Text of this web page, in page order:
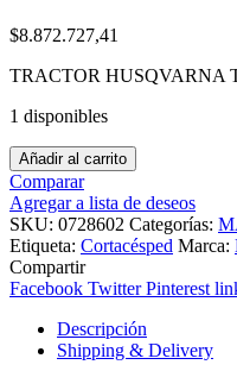
$8.872.727,41
TRACTOR HUSQVARNA
1 disponibles
Añadir al carrito
Comparar
Agregar a lista de deseos
SKU: 0728602 Categorías:
Etiqueta: Cortacésped Marca:
Compartir
Facebook Twitter Pinterest
Descripción
Shipping & Delivery